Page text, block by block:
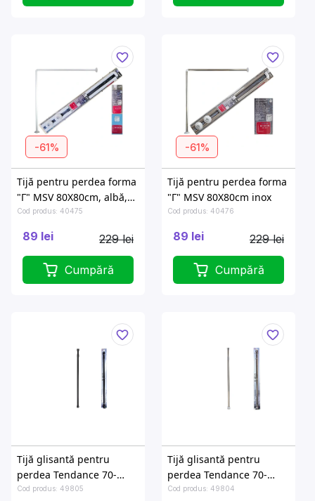
-61%
Tijă pentru perdea forma
"Г" MSV 80X80cm, albă,
aluminiu
Cod produs: 40475
89 lei 229 lei
Cumpără
-61%
Tijă pentru perdea forma
"Г" MSV 80X80cm inox
Cod produs: 40476
89 lei 229 lei
Cumpără
Tijă glisantă pentru
perdea Tendance 70-
120cm, neagră, aluminiu
Cod produs: 49805
Tijă glisantă pentru
perdea Tendance 70-
120cm, inox
Cod produs: 49804